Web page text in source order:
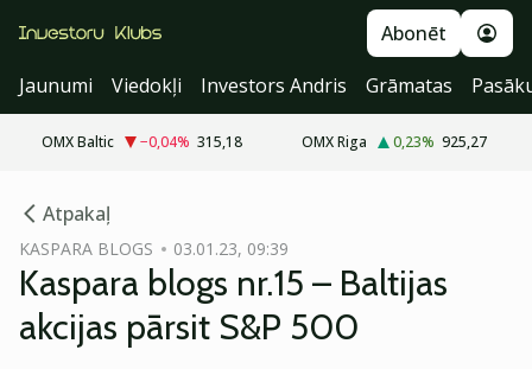
Abonēt
Jaunumi
Viedokļi Investors Andris Grāmatas
OMX Baltic −0,04% 315,18 OMX Riga 0,23% 925,27
Atpakaļ
KASPARA BLOGS 03.01.23, 09:39
Kaspara blogs nr.15 – Baltijas
akcijas pārsit S&P 500